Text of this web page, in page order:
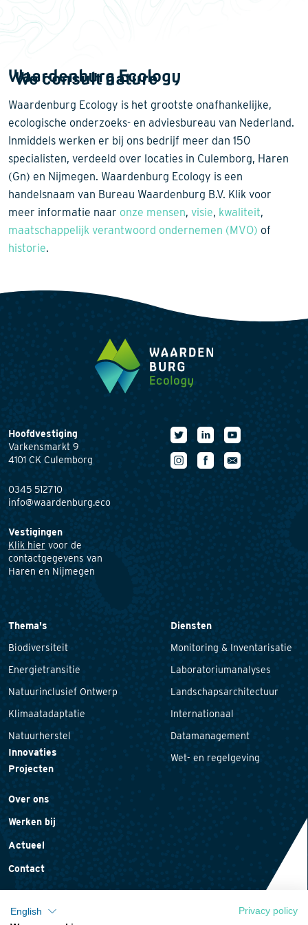
We consult nature
Waardenburg Ecology
Waardenburg Ecology is het grootste onafhankelijke,
ecologische onderzoeks- en adviesbureau van Nederland.
Inmiddels werken er bij ons bedrijf meer dan 150
specialisten, verdeeld over locaties in Culemborg, Haren
(Gn) en Nijmegen. Waardenburg Ecology is een
handelsnaam van Bureau Waardenburg B.V. Klik voor
meer informatie naar onze mensen, visie, kwaliteit,
maatschappelijk verantwoord ondernemen (MVO) of
historie.
Hoofdvestiging
Varkensmarkt 9
4101 CK Culemborg
0345 512710
info@waardenburg.eco
Vestigingen
Klik hier voor de
contactgegevens van
Haren en Nijmegen
Thema's
Biodiversiteit
Energietransitie
Natuurinclusief Ontwerp
Klimaatadaptatie
Natuurherstel
Innovaties
Projecten
Diensten
Monitoring & Inventarisatie
Laboratoriumanalyses
Landschapsarchitectuur
Internationaal
Datamanagement
Wet- en regelgeving
Over ons
Werken bij
Actueel
Contact
English
Privacy policy